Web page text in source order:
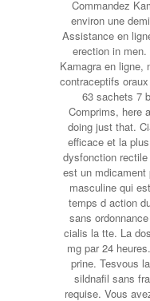
Commandez
environ une
Assistance en
erection in
Kamagra en ligne,
contraceptifs
63 sachets 7
Comprims, here
doing just that.
efficace et la
dysfonction
est un
masculine qui
temps d action
sans
cialis la tte. La
mg par 24
prine. Tesvous
sildnafil sans
requise. Vous